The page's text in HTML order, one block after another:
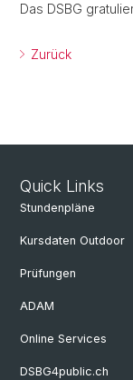
Das DSBG
Zurück
Quick Links
Stundenpläne
Kursdaten Outdoor
Prüfungen
ADAM
Online Services
DSBG4public.ch